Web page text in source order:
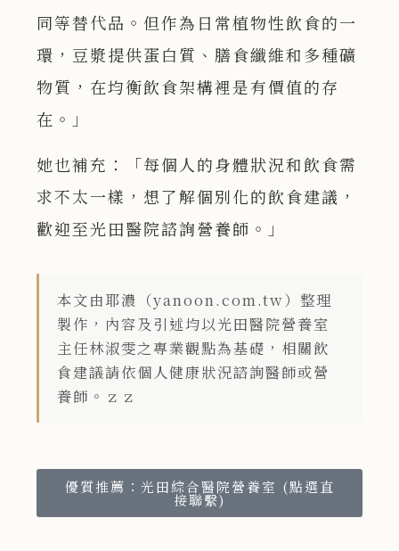
同等替代品。但作為日常植物性飲食的一
環，豆漿提供蛋白質、膳食纖維和多種礦
物質，在均衡飲食架構裡是有價值的存
在。」
她也補充：「每個人的身體狀況和飲食需
求不太一樣，想了解個別化的飲食建議，
歡迎至光田醫院諮詢營養師。」
本文由耶濃（yanoon.com.tw）整理
製作，內容及引述均以光田醫院營養室
主任林淑雯之專業觀點為基礎，相關飲
食建議請依個人健康狀況諮詢醫師或營
養師。ｚｚ
優質推薦：光田綜合醫院營養室 (點選直
接聯繫)